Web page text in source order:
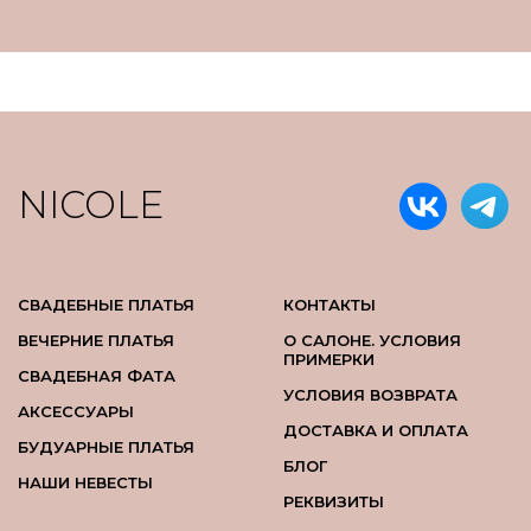
NICOLE
СВАДЕБНЫЕ ПЛАТЬЯ
ВЕЧЕРНИЕ ПЛАТЬЯ
СВАДЕБНАЯ ФАТА
АКСЕССУАРЫ
БУДУАРНЫЕ ПЛАТЬЯ
НАШИ НЕВЕСТЫ
КОНТАКТЫ
О САЛОНЕ. УСЛОВИЯ
ПРИМЕРКИ
УСЛОВИЯ ВОЗВРАТА
ДОСТАВКА И ОПЛАТА
БЛОГ
РЕКВИЗИТЫ